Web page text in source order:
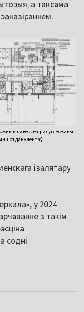
а таксама
паверсе прадугледжаны
дакументаў,
ізалятару
у 2024
з такім
содні.